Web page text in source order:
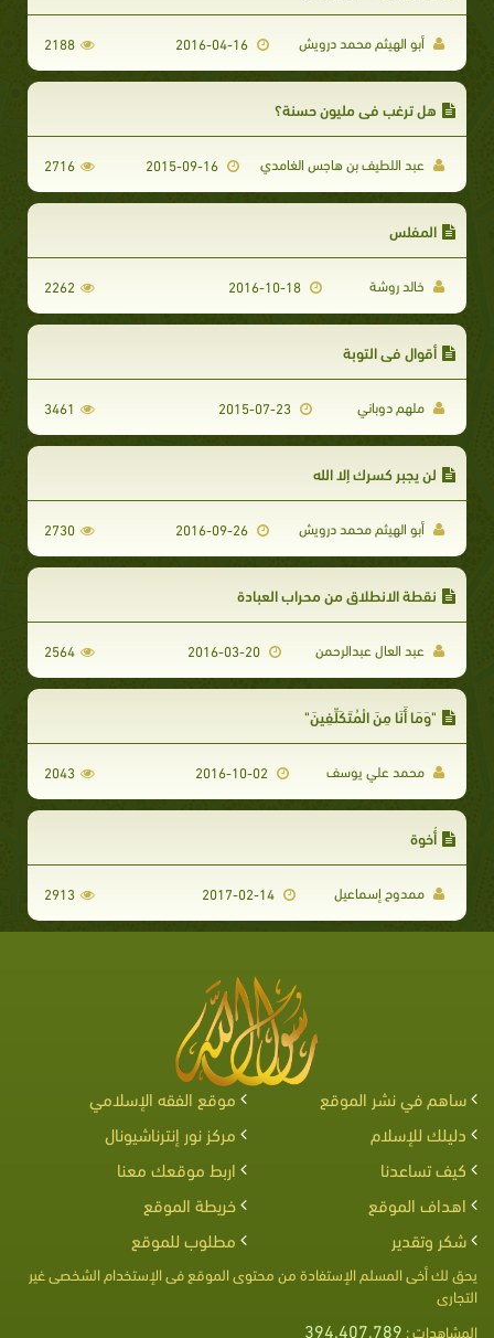
أبو الهيثم محمد درويش 2016-04-16
2188
هل ترغب في مليون حسنة؟
عبد اللطيف بن هاجس الغامدي 2716
المفلس
خالد روشة 2016-10-18
2262
أقوال في التوبة
ملهم دوباني 3461
لن يجبر كسرك إلا الله
أبو الهيثم محمد درويش 2016-09-26
2730
نقطة الانطلاق من محراب العبادة
عبد العال عبدالرحمن 2016-03-20
2564
"وَمَا أَنَا مِنَ الْمُتَكَلِّفِينَ"
محمد علي يوسف 2043
أُخوة
ممدوح إسماعيل 2017-02-14
2913
ساهم في نشر الموقع
موقع الفقه الإسلامي
دليلك للإسلام
مركز نور إنترناشيونال
كيف تساعدنا
اربط موقعك معنا
اهداف الموقع
خريطة الموقع
شكر وتقدير
مطلوب للموقع
يحق لك أخى المسلم الإستفادة من محتوى الموقع فى الإستخدام الشخصى غير
التجارى
المشاهدات : 394,407,789